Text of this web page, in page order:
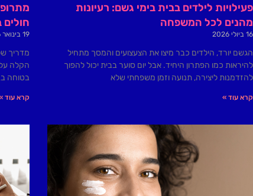
פעילויות לילדים בבית בימי גשם: רעיונות
מהנים לכל המשפחה
16 ביולי 2026
הגשם יורד, הילדים כבר מיצו את הצעצועים והמסך מתחיל
להיראות כמו הפתרון היחיד. אבל יום סוער בבית יכול להפוך
להזדמנות ליצירה, תנועה וזמן משפחתי שלא
קרא עוד »
19 בינואר 2026
מדריך
הקלה על
בטוחה
קרא עוד